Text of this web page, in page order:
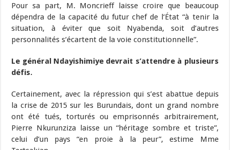
Pour sa part, M. Moncrieff laisse croire que beaucoup
dépendra de la capacité du futur chef de l‘État “à tenir la
situation, à éviter que soit Nyabenda, soit d’autres
personnalités s‘écartent de la voie constitutionnelle”.
Le général Ndayishimiye devrait s’attendre à plusieurs
défis.
Certainement, avec la répression qui s’est abattue depuis
la crise de 2015 sur les Burundais, dont un grand nombre
ont été tués, torturés ou emprisonnés arbitrairement,
Pierre Nkurunziza laisse un “héritage sombre et triste”,
celui d’un pays “en proie à la peur”, estime Mme